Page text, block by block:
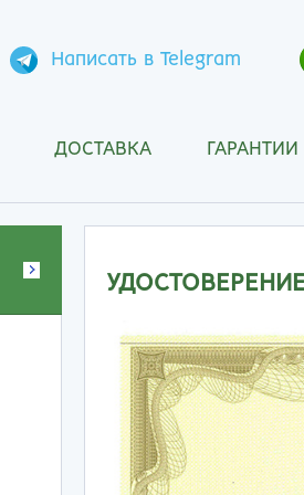
Написать в Telegram
ДОСТАВКА ГАРАНТИИ